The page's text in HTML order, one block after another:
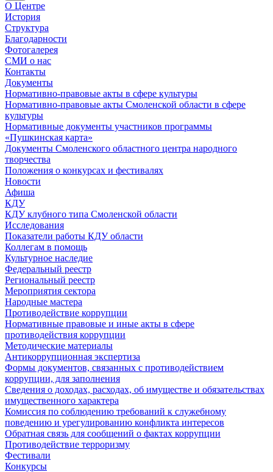
О Центре
История
Структура
Благодарности
Фотогалерея
СМИ о нас
Контакты
Документы
Нормативно-правовые акты в сфере культуры
Нормативно-правовые акты Смоленской области в сфере
культуры
Нормативные документы участников программы
«Пушкинская карта»
Документы Смоленского областного центра народного
творчества
Положения о конкурсах и фестивалях
Новости
Афиша
КДУ
КДУ клубного типа Смоленской области
Исследования
Показатели работы КДУ области
Коллегам в помощь
Культурное наследие
Федеральный реестр
Региональный реестр
Мероприятия сектора
Народные мастера
Противодействие коррупции
Нормативные правовые и иные акты в сфере
противодействия коррупции
Методические материалы
Антикоррупционная экспертиза
Формы документов, связанных с противодействием
коррупции, для заполнения
Сведения о доходах, расходах, об имуществе и обязательствах
имущественного характера
Комиссия по соблюдению требований к служебному
поведению и урегулированию конфликта интересов
Обратная связь для сообщений о фактах коррупции
Противодействие терроризму
Фестивали
Конкурсы